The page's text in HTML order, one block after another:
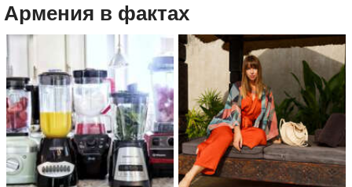
Армения в фактах